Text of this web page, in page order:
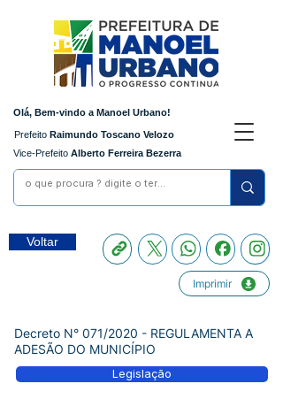
Olá, Bem-vindo a Manoel Urbano!
Prefeito Raimundo Toscano Velozo
Vice-Prefeito Alberto Ferreira Bezerra
Voltar
Imprimir
Decreto N° 071/2020 - REGULAMENTA A
ADESÃO DO MUNICÍPIO
Legislação